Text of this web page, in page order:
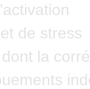
de stress
la